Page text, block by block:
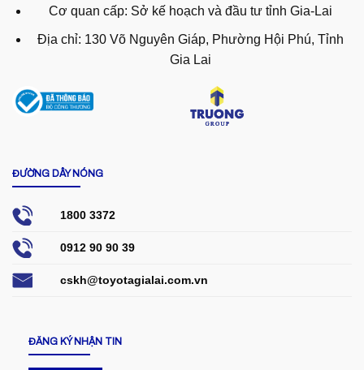
Cơ quan cấp: Sở kế hoạch và đầu tư tỉnh Gia-Lai
Địa chỉ: 130 Võ Nguyên Giáp, Phường Hội Phú, Tỉnh
Gia Lai
ĐƯỜNG DÂY NÓNG
1800 3372
0912 90 90 39
cskh@toyotagialai.com.vn
ĐĂNG KÝ NHẬN TIN